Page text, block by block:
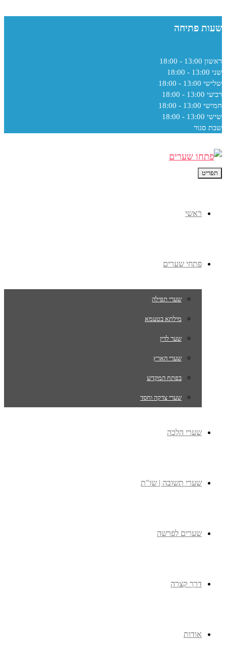
שעות פתיחה
ראשון 13:00 - 18:00
שני 13:00 - 18:00
שלישי 13:00 - 18:00
רביעי 13:00 - 18:00
חמישי 13:00 - 18:00
שישי 13:00 - 18:00
שבת סגור
תפריט
ראשי
פתחי שערים
שערי תפילה
מילתא בטעמא
שער לדין
שערי הארץ
בפתח המקדש
שערי צדקה וחסד
שערי הלכה
שערי תשובה | שו"ת
שערים לפרשה
דרך קצרה
אודות